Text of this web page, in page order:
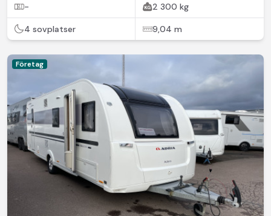
- 2 300 kg
4 sovplatser 9,04 m
Företag